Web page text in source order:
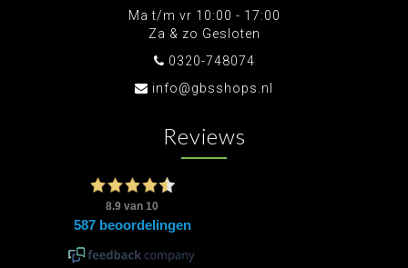
Ma t/m vr 10:00 - 17:00
Za & zo Gesloten
0320-748074
info@gbsshops.nl
Reviews